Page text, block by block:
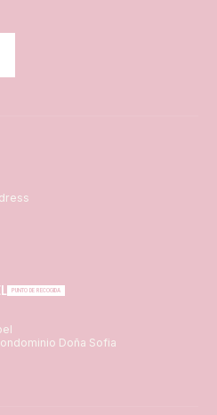
PUNTO DE RECOGIDA
Doña Sofia